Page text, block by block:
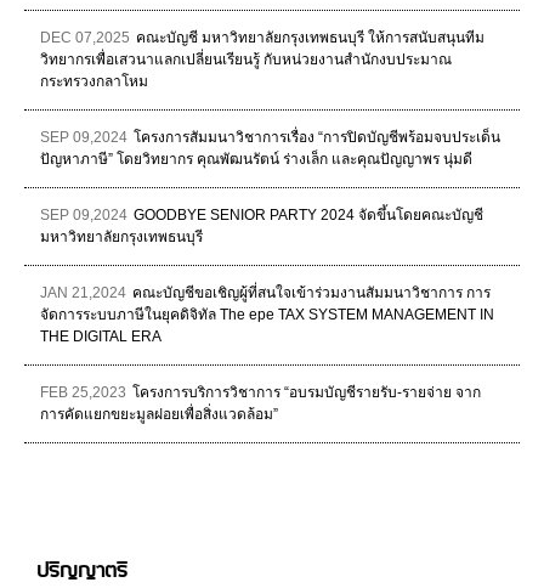
DEC 07,2025 คณะบัญชี มหาวิทยาลัยกรุงเทพธนบุรี ให้การสนับสนุนทีม
วิทยากรเพื่อเสวนาแลกเปลี่ยนเรียนรู้ กับหน่วยงานสำนักงบประมาณ
กระทรวงกลาโหม
SEP 09,2024 โครงการสัมมนาวิชาการเรื่อง “การปิดบัญชีพร้อมจบประเด็น
ปัญหาภาษี” โดยวิทยากร คุณพัฒนรัตน์ ร่างเล็ก และคุณปัญญาพร นุ่มดี
SEP 09,2024 GOODBYE SENIOR PARTY 2024 จัดขึ้นโดยคณะบัญชี
มหาวิทยาลัยกรุงเทพธนบุรี
JAN 21,2024 คณะบัญชีขอเชิญผู้ที่สนใจเข้าร่วมงานสัมมนาวิชาการ การ
จัดการระบบภาษีในยุคดิจิทัล The epe TAX SYSTEM MANAGEMENT IN
THE DIGITAL ERA
FEB 25,2023 โครงการบริการวิชาการ “อบรมบัญชีรายรับ-รายจ่าย จาก
การคัดแยกขยะมูลฝอยเพื่อสิ่งแวดล้อม”
ปริญญาตรี